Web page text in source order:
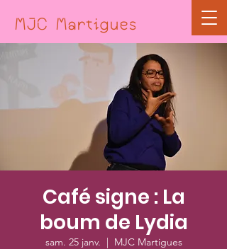
MJC Martigues
Café signe : La
boum de Lydia
sam. 25 janv.
  |
MJC Martigues